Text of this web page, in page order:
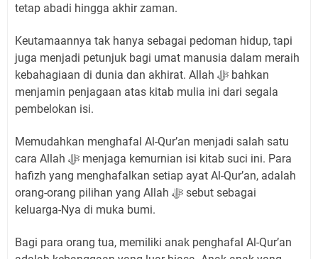
tetap abadi hingga akhir zaman.
Keutamaannya tak hanya sebagai pedoman hidup, tapi
juga menjadi petunjuk bagi umat manusia dalam meraih
kebahagiaan di dunia dan akhirat. Allah ﷻ bahkan
menjamin penjagaan atas kitab mulia ini dari segala
pembelokan isi.
Memudahkan menghafal Al-Qur’an menjadi salah satu
cara Allah ﷻ menjaga kemurnian isi kitab suci ini. Para
hafizh yang menghafalkan setiap ayat Al-Qur’an, adalah
orang-orang pilihan yang Allah ﷻ sebut sebagai
keluarga-Nya di muka bumi.
Bagi para orang tua, memiliki anak penghafal Al-Qur’an